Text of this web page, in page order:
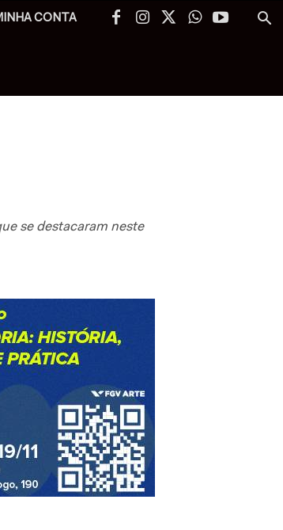
CONTA
se destacaram neste